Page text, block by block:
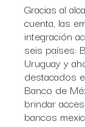
Gracias al
cuenta, las
integración
seis países:
Uruguay y
destacados
Banco de
brindar
bancos